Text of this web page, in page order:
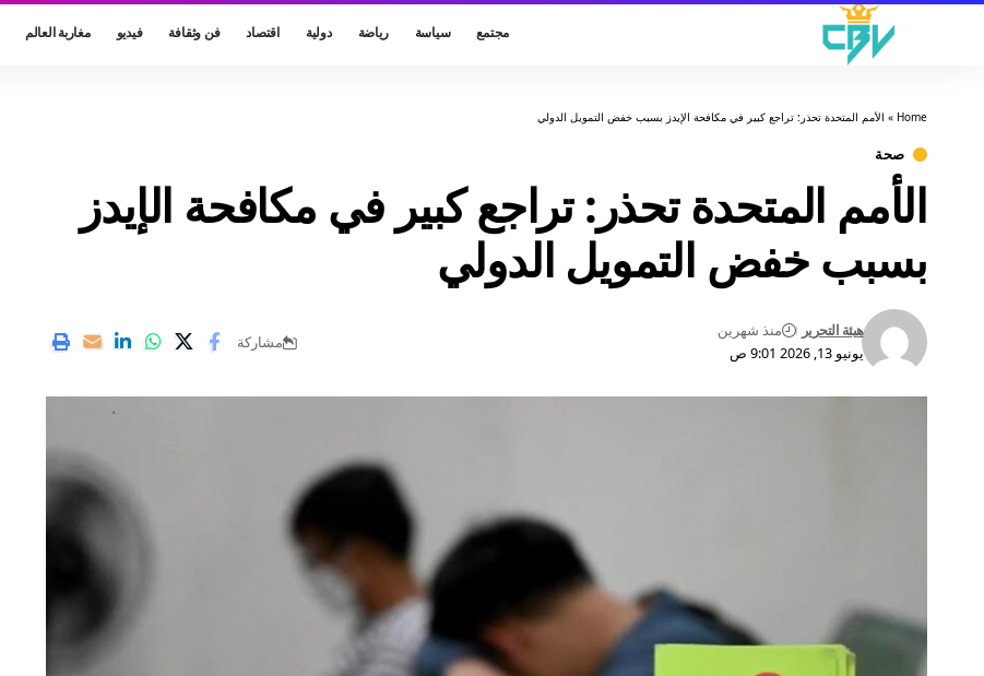
مجتمع سياسة رياضة دولية اقتصاد فن وثقافة فيديو مغاربة العالم
Home
» الأمم المتحدة تحذر: تراجع كبير في مكافحة الإيدز بسبب خفض التمويل الدولي
صحة
الأمم المتحدة تحذر: تراجع كبير في مكافحة الإيدز
بسبب خفض التمويل الدولي
يونيو 13, 2026 9:01 ص
هيئة التحرير منذ شهرين
مشاركة